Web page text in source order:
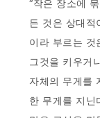
“작은 장소에
든 것은 상대적
이라 부르는 것
그것을 키우거
자체의 무게를
한 무게를 지닌